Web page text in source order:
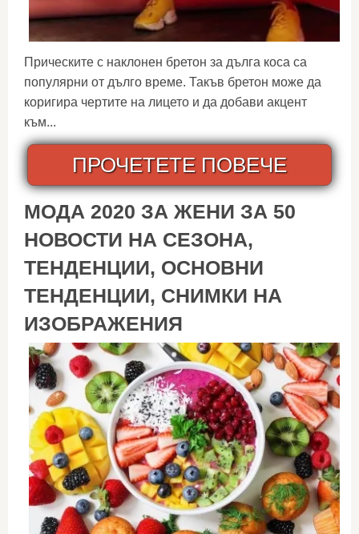
Прическите с наклонен бретон за дълга коса са
популярни от дълго време. Такъв бретон може да
коригира чертите на лицето и да добави акцент
към...
ПРОЧЕТЕТЕ ПОВЕЧЕ
МОДА 2020 ЗА ЖЕНИ ЗА 50
НОВОСТИ НА СЕЗОНА,
ТЕНДЕНЦИИ, ОСНОВНИ
ТЕНДЕНЦИИ, СНИМКИ НА
ИЗОБРАЖЕНИЯ